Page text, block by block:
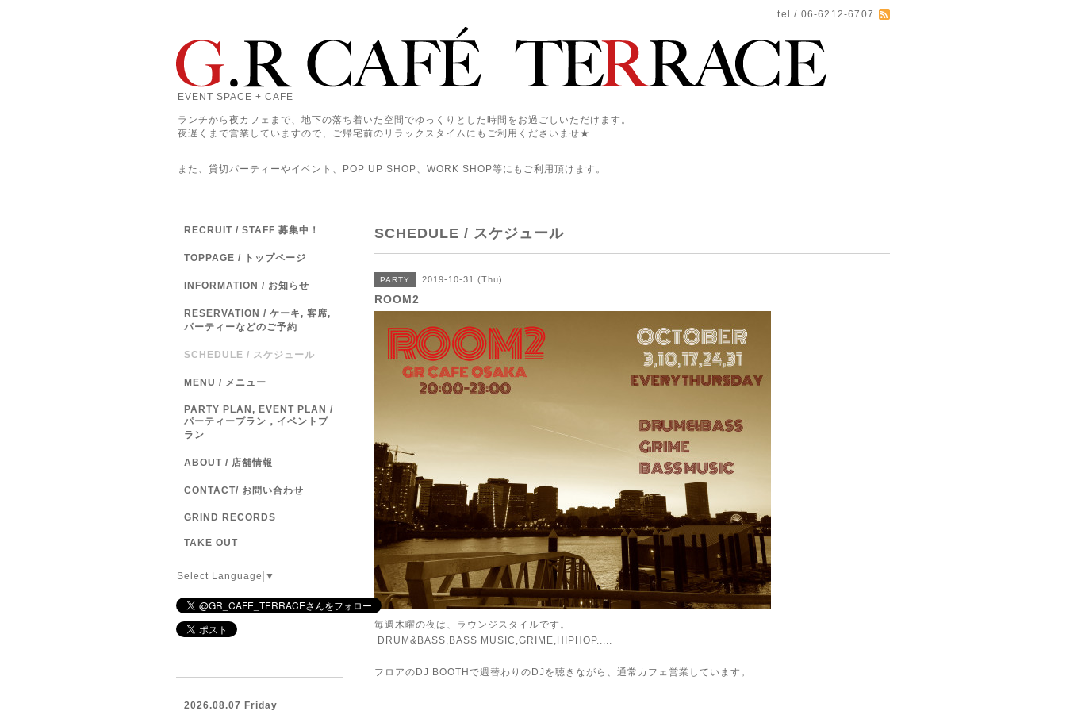
tel / 06-6212-6707
EVENT SPACE + CAFE
ランチから夜カフェまで、地下の落ち着いた空間でゆっくりとした時間をお過ごしいただけます。
夜遅くまで営業していますので、ご帰宅前のリラックスタイムにもご利用くださいませ★
また、貸切パーティーやイベント、POP UP SHOP、WORK SHOP等にもご利用頂けます。
SCHEDULE / スケジュール
PARTY 2019-10-31 (Thu)
ROOM2
毎週木曜の夜は、ラウンジスタイルです。
DRUM&BASS,BASS MUSIC,GRIME,HIPHOP.....
フロアのDJ BOOTHで週替わりのDJを聴きながら、通常カフェ営業しています。
RECRUIT / STAFF 募集中！
TOPPAGE / トップページ
INFORMATION / お知らせ
RESERVATION / ケーキ, 客席,
パーティーなどのご予約
SCHEDULE / スケジュール
MENU / メニュー
PARTY PLAN, EVENT PLAN /
パーティープラン，イベントプ
ラン
ABOUT / 店舗情報
CONTACT/ お問い合わせ
GRIND RECORDS
TAKE OUT
Select Language ▼
2026.08.07 Friday